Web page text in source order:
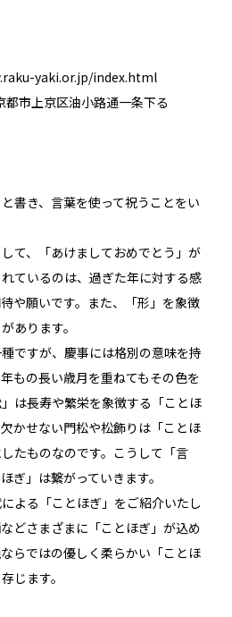
yaki.or.jp/index.html
市上京区油小路通一条下る
書き、言葉を使って祝うことをい
て、「あけましておめでとう」が
ているのは、過ぎた年に対する感
や願いです。また、「形」を象徴
あります。
ですが、慶事には格別の意味を持
もの長い歳月を重ねてもその色を
は長寿や繁栄を象徴する「ことほ
かせない門松や松飾りは「ことほ
たものなのです。こうして「言
ぎ」は繋がっていきます。
よる「ことほぎ」をご紹介いたし
どさまざまに「ことほぎ」が込め
らではの優しく柔らかい「ことほ
じます。